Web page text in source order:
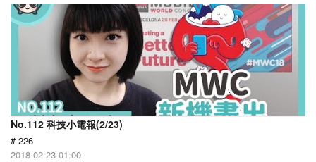
No.112 科技小電報(2/23)
# 226
2018-02-23 01:00